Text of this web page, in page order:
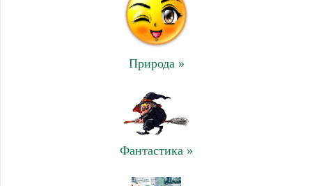
Природа »
Фантастика »